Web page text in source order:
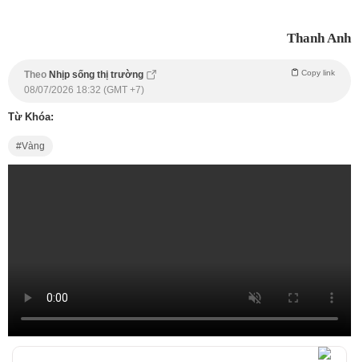
Thanh Anh
Theo Nhịp sống thị trường Copy link
08/07/2026 18:32 (GMT +7)
Từ Khóa:
Vàng